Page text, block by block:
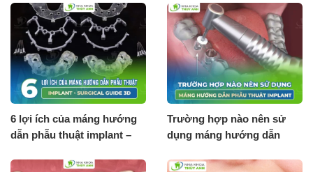
6 lợi ích của máng hướng
dẫn phẫu thuật implant –
Trường hợp nào nên sử
dụng máng hướng dẫn